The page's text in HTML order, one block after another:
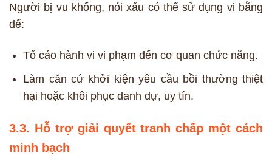
Người bị vu khống, nói xấu có thể sử dụng vi bằng
để:
Tố cáo hành vi vi phạm đến cơ quan chức năng.
Làm căn cứ khởi kiện yêu cầu bồi thường thiệt
hại hoặc khôi phục danh dự, uy tín.
3.3. Hỗ trợ giải quyết tranh chấp một cách
minh bạch